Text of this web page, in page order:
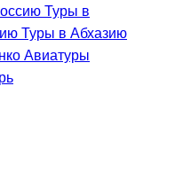
Туры в
Туры в Абхазию
Авиатуры